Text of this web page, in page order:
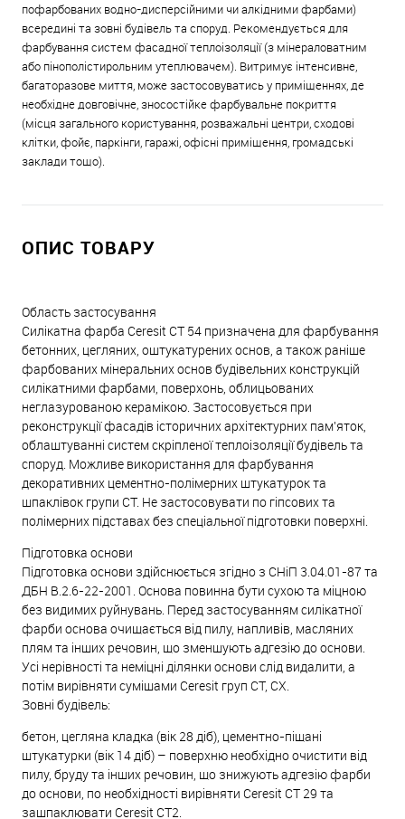
пофарбованих водно-дисперсійними чи алкідними фарбами)
всередині та зовні будівель та споруд. Рекомендується для
фарбування систем фасадної теплоізоляції (з мінераловатним
або пінополістирольним утеплювачем). Витримує інтенсивне,
багаторазове миття, може застосовуватись у приміщеннях, де
необхідне довговічне, зносостійке фарбувальне покриття
(місця загального користування, розважальні центри, сходові
клітки, фойє, паркінги, гаражі, офісні приміщення, громадські
заклади тощо).
ОПИС ТОВАРУ
Область застосування
Силікатна фарба Ceresit СТ 54 призначена для фарбування
бетонних, цегляних, оштукатурених основ, а також раніше
фарбованих мінеральних основ будівельних конструкцій
силікатними фарбами, поверхонь, облицьованих
неглазурованою керамікою. Застосовується при
реконструкції фасадів історичних архітектурних пам'яток,
облаштуванні систем скріпленої теплоізоляції будівель та
споруд. Можливе використання для фарбування
декоративних цементно-полімерних штукатурок та
шпаклівок групи СТ. Не застосовувати по гіпсових та
полімерних підставах без спеціальної підготовки поверхні.
Підготовка основи
Підготовка основи здійснюється згідно з СНіП 3.04.01-87 та
ДБН В.2.6-22-2001. Основа повинна бути сухою та міцною
без видимих руйнувань. Перед застосуванням силікатної
фарби основа очищається від пилу, напливів, масляних
плям та інших речовин, що зменшують адгезію до основи.
Усі нерівності та неміцні ділянки основи слід видалити, а
потім вирівняти сумішами Ceresit груп CТ, CX.
Зовні будівель:
бетон, цегляна кладка (вік 28 діб), цементно-піщані
штукатурки (вік 14 діб) – поверхню необхідно очистити від
пилу, бруду та інших речовин, що знижують адгезію фарби
до основи, по необхідності вирівняти Ceresit СТ 29 та
зашпаклювати Ceresit СТ2.